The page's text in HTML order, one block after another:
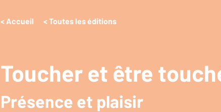
< Accueil < Toutes les éditions
Toucher et être
Présence et plaisir